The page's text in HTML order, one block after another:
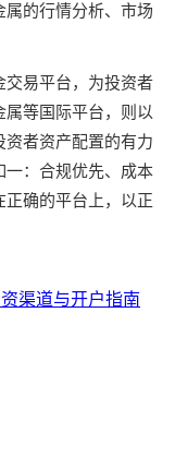
的行情分析、市场
交易平台，为投资者
等国际平台，则以
者资产配置的有力
一：合规优先、成本
正确的平台上，以正
渠道与开户指南